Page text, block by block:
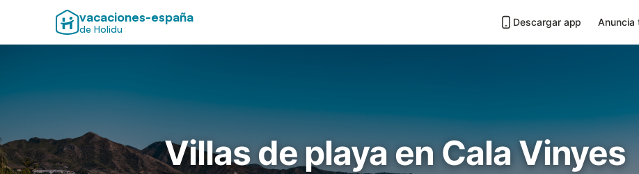
vacaciones-españa
de Holidu
Descargar app Anuncia
Villas de playa en Cala Vinyes